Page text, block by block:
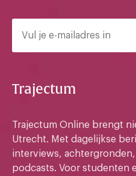
Trajectum
Trajectum Online brengt
Utrecht. Met dagelijkse
interviews,
podcasts. Voor studenten